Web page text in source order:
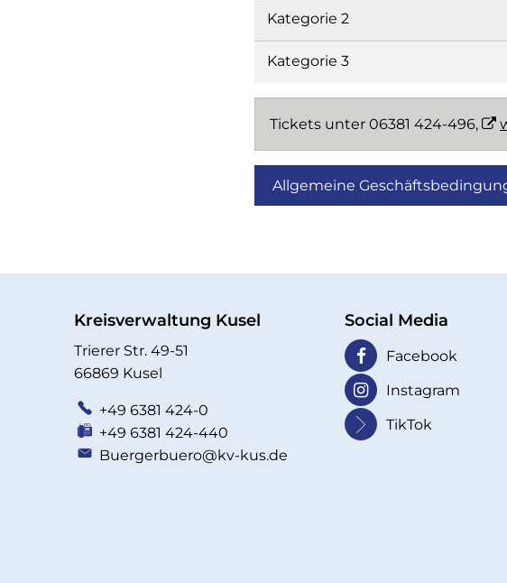
Kategorie 2
Kategorie 3
Tickets unter 06381 424-496,
Allgemeine
Kreisverwaltung Kusel
Trierer Str. 49-51
66869 Kusel
+49 6381 424-0
+49 6381 424-440
Buergerbuero@kv-kus.de
Social Media
Facebook
Instagram
TikTok